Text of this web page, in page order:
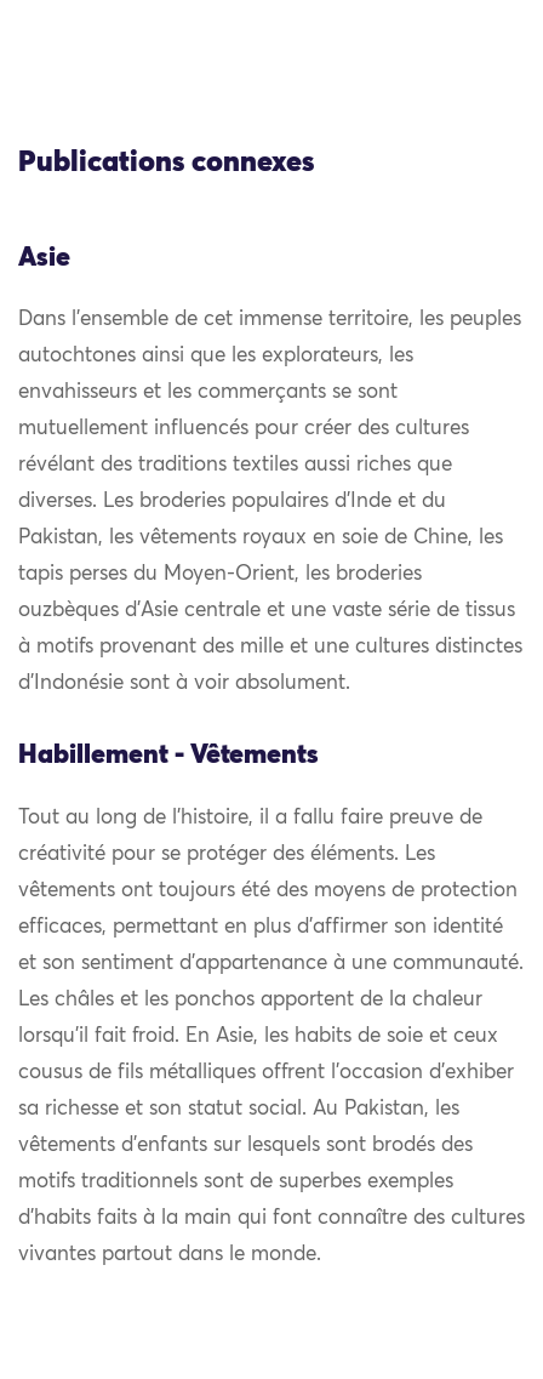
Publications connexes
Asie
Dans l’ensemble de cet immense territoire, les peuples
autochtones ainsi que les explorateurs, les
envahisseurs et les commerçants se sont
mutuellement influencés pour créer des cultures
révélant des traditions textiles aussi riches que
diverses. Les broderies populaires d’Inde et du
Pakistan, les vêtements royaux en soie de Chine, les
tapis perses du Moyen-Orient, les broderies
ouzbèques d’Asie centrale et une vaste série de tissus
à motifs provenant des mille et une cultures distinctes
d’Indonésie sont à voir absolument.
Habillement - Vêtements
Tout au long de l’histoire, il a fallu faire preuve de
créativité pour se protéger des éléments. Les
vêtements ont toujours été des moyens de protection
efficaces, permettant en plus d’affirmer son identité
et son sentiment d’appartenance à une communauté.
Les châles et les ponchos apportent de la chaleur
lorsqu’il fait froid. En Asie, les habits de soie et ceux
cousus de fils métalliques offrent l’occasion d’exhiber
sa richesse et son statut social. Au Pakistan, les
vêtements d’enfants sur lesquels sont brodés des
motifs traditionnels sont de superbes exemples
d’habits faits à la main qui font connaître des cultures
vivantes partout dans le monde.